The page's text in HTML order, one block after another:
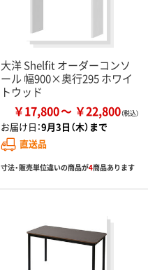
大洋 Shelfit オーダーコンソ
ール 幅900×奥行295 ホワイ
トウッド
￥17,800 ￥22,800
お届け日：9月3日（木）まで
直送品
寸法・販売単位違いの商品が4商品あります